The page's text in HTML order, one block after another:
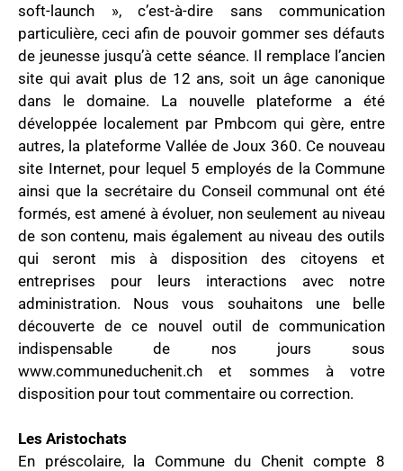
soft-launch », c’est-à-dire sans communication
particulière, ceci afin de pouvoir gommer ses défauts
de jeunesse jusqu’à cette séance. Il remplace l’ancien
site qui avait plus de 12 ans, soit un âge canonique
dans le domaine. La nouvelle plateforme a été
développée localement par Pmbcom qui gère, entre
autres, la plateforme Vallée de Joux 360. Ce nouveau
site Internet, pour lequel 5 employés de la Commune
ainsi que la secrétaire du Conseil communal ont été
formés, est amené à évoluer, non seulement au niveau
de son contenu, mais également au niveau des outils
qui seront mis à disposition des citoyens et
entreprises pour leurs interactions avec notre
administration. Nous vous souhaitons une belle
découverte de ce nouvel outil de communication
indispensable de nos jours sous
www.communeduchenit.ch et sommes à votre
disposition pour tout commentaire ou correction.
Les Aristochats
En préscolaire, la Commune du Chenit compte 8